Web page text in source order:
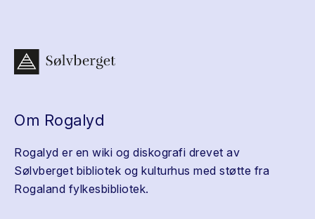
Om Rogalyd
Rogalyd er en wiki og diskografi drevet av
Sølvberget bibliotek og kulturhus med støtte fra
Rogaland fylkesbibliotek.